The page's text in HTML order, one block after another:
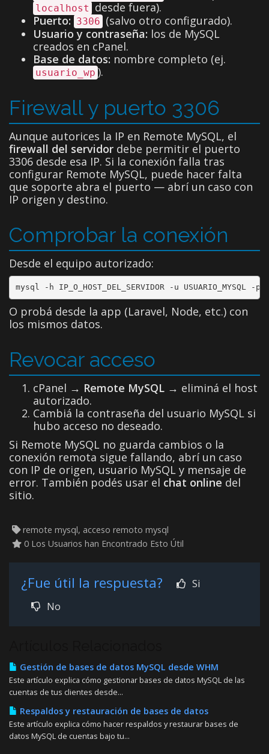
localhost
desde fuera).
Puerto: 3306 (salvo otro configurado).
Usuario y contraseña: los de MySQL
creados en cPanel.
Base de datos: nombre completo (ej.
usuario_wp ).
Firewall y puerto 3306
Aunque autorices la IP en Remote MySQL, el
firewall del servidor debe permitir el puerto
3306 desde esa IP. Si la conexión falla tras
configurar Remote MySQL, puede hacer falta
que soporte abra el puerto — abrí un caso con
IP origen y destino.
Comprobar la conexión
Desde el equipo autorizado:
mysql -h IP_O_HOST_DEL_SERVIDOR -u USUARIO_MYSQL -p
O probá desde la app (Laravel, Node, etc.) con
los mismos datos.
Revocar acceso
cPanel → Remote MySQL → eliminá el host
autorizado.
Cambiá la contraseña del usuario MySQL si
hubo acceso no deseado.
Si Remote MySQL no guarda cambios o la
conexión remota sigue fallando, abrí un caso
con IP de origen, usuario MySQL y mensaje de
error. También podés usar el chat online del
sitio.
remote mysql, acceso remoto mysql
0 Los Usuarios han Encontrado Esto Útil
¿Fue útil la respuesta?
Si
No
Gestión de bases de datos MySQL desde WHM
Este artículo explica cómo gestionar bases de datos MySQL de las
cuentas de tus clientes desde...
Respaldos y restauración de bases de datos
Este artículo explica cómo hacer respaldos y restaurar bases de
datos MySQL de cuentas bajo tu...